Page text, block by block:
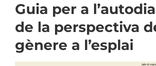
Guia per a
de la perspectiva
gènere a l’esplai